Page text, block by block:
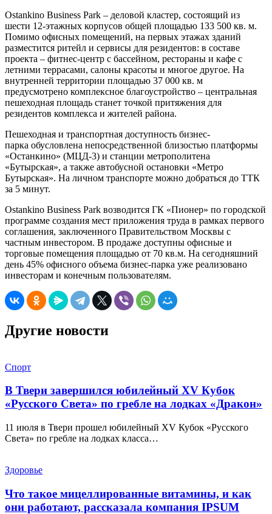
Ostankino Business Park – деловой кластер, состоящий из
шести 12-этажных корпусов общей площадью 133 500 кв. м.
Помимо офисных помещений, на первых этажах зданий
разместится ритейл и сервисы для резидентов: в составе
проекта – фитнес-центр с бассейном, рестораны и кафе с
летними террасами, салоны красоты и многое другое. На
внутренней территории площадью 37 000 кв. м
предусмотрено комплексное благоустройство – центральная
пешеходная площадь станет точкой притяжения для
резидентов комплекса и жителей района.
Пешеходная и транспортная доступность бизнес-
парка обусловлена непосредственной близостью платформы
«Останкино» (МЦД-3) и станции метрополитена
«Бутырская», а также автобусной остановки «Метро
Бутырская». На личном транспорте можно добраться до ТТК
за 5 минут.
Ostankino Business Park возводится ГК «Пионер» по городской
программе создания мест приложения труда в рамках первого
соглашения, заключенного Правительством Москвы с
частным инвестором. В продаже доступны офисные и
торговые помещения площадью от 70 кв.м. На сегодняшний
день 45% офисного объема бизнес-парка уже реализовано
инвесторам и конечным пользователям.
Другие новости
Спорт
В Твери завершился юбилейный XV Кубок
«Русского Света» по гребле на лодках «Дракон»
11 июля в Твери прошел юбилейный XV Кубок «Русского
Света» по гребле на лодках класса…
Здоровье
Что такое мицеллированные витамины, и как
они работают, рассказала компания IPSUM